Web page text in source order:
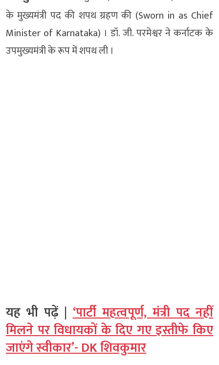
के मुख्यमंत्री पद की शपथ ग्रहण की (Sworn in as Chief
Minister of Karnataka) । डॉ. जी. परमेश्वर ने कर्नाटक के
उपमुख्यमंत्री के रूप में शपथ ली ।
यह भी पढ़ें |‘पार्टी महत्वपूर्ण, मंत्री पद नहीं
मिलने पर विधायकों के दिए गए इस्तीफे किए
जाएंगे स्वीकार’- DK शिवकुमार